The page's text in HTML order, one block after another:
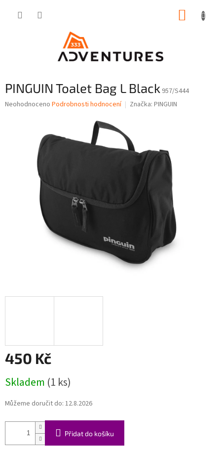
PINGUIN Toalet Bag L Black 957/S444
Průměrné
Neohodnoceno Podrobnosti hodnocení Značka: PINGUIN
450 Kč
cena:
Skladem (1 ks)
Můžeme doručit do: 12.8.2026
Přidat do košíku